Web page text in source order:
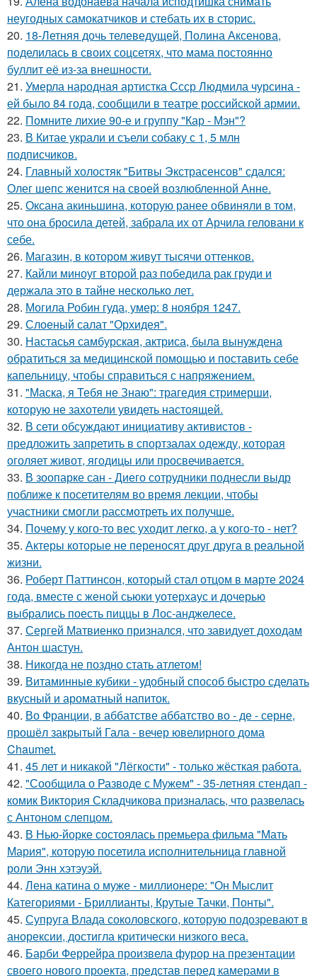
неугодных самокатчиков и стебать их в сторис.
20. 18-Летняя дочь телеведущей, Полина Аксенова,
поделилась в своих соцсетях, что мама постоянно
буллит её из-за внешности.
21. Умерла народная артистка Ссср Людмила чурсина -
ей было 84 года, сообщили в театре российской армии.
22. Помните лихие 90-е и группу "Кар - Мэн"?
23. В Китае украли и съели собаку с 1, 5 млн
подписчиков.
24. Главный холостяк "Битвы Экстрасенсов" сдался:
Олег шепс женится на своей возлюбленной Анне.
25. Оксана акиньшина, которую ранее обвиняли в том,
что она бросила детей, забрала их от Арчила геловани к
себе.
26. Магазин, в котором живут тысячи оттенков.
27. Кайли миноуг второй раз победила рак груди и
держала это в тайне несколько лет.
28. Могила Робин гуда, умер: 8 ноября 1247.
29. Слоеный салат "Орхидея".
30. Настасья самбурская, актриса, была вынуждена
обратиться за медицинской помощью и поставить себе
капельницу, чтобы справиться с напряжением.
31. "Маска, я Тебя не Знаю": трагедия стримерши,
которую не захотели увидеть настоящей.
32. В сети обсуждают инициативу активистов -
предложить запретить в спортзалах одежду, которая
оголяет живот, ягодицы или просвечивается.
33. В зоопарке сан - Диего сотрудники поднесли выдр
поближе к посетителям во время лекции, чтобы
участники смогли рассмотреть их получше.
34. Почему у кого-то вес уходит легко, а у кого-то - нет?
35. Актеры которые не переносят друг друга в реальной
жизни.
36. Роберт Паттинсон, который стал отцом в марте 2024
года, вместе с женой сьюки уотерхаус и дочерью
выбрались поесть пиццы в Лос-анджелесе.
37. Сергей Матвиенко признался, что завидует доходам
Антон шастун.
38. Никогда не поздно стать атлетом!
39. Витаминные кубики - удобный способ быстро сделать
вкусный и ароматный напиток.
40. Во Франции, в аббатстве аббатство во - де - серне,
прошёл закрытый Гала - вечер ювелирного дома
Chaumet.
41. 45 лет и никакой "Лёгкости" - только жёсткая работа.
42. "Сообщила о Разводе с Мужем" - 35-летняя стендап -
комик Виктория Складчикова призналась, что развелась
с Антоном слепцом.
43. В Нью-йорке состоялась премьера фильма "Мать
Мария", которую посетила исполнительница главной
роли Энн хэтэуэй.
44. Лена катина о муже - миллионере: "Он Мыслит
Категориями - Бриллианты, Крутые Тачки, Понты".
45. Супруга Влада соколовского, которую подозревают в
анорексии, достигла критически низкого веса.
46. Барби Феррейра произвела фурор на презентации
своего нового проекта, представ перед камерами в